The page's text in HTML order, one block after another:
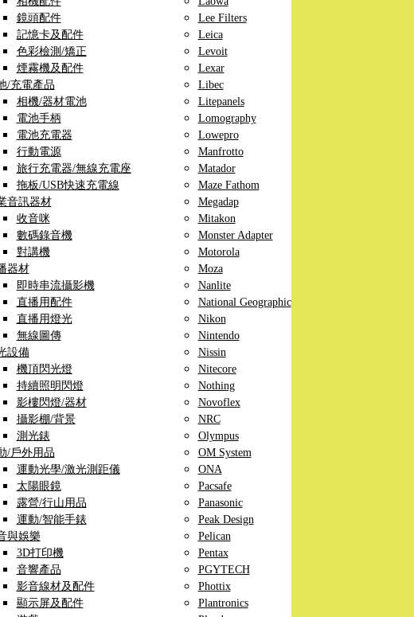
鏡頭配件
記憶卡及配件
色彩檢測/矯正
煙霧機及配件
/充電產品
相機/器材電池
電池手柄
電池充電器
行動電源
旅行充電器/無線充電座
拖板/USB快速充電線
音訊器材
收音咪
數碼錄音機
對講機
器材
即時串流攝影機
直播用配件
直播用燈光
無線圖傳
設備
機頂閃光燈
持續照明閃燈
影樓閃燈/器材
攝影棚/背景
測光錶
/戶外用品
運動光學/激光測距儀
太陽眼鏡
露營/行山用品
運動/智能手錶
與娛樂
3D打印機
音響產品
影音線材及配件
顯示屏及配件
Lee Filters
Leica
Levoit
Lexar
Libec
Litepanels
Lomography
Lowepro
Manfrotto
Matador
Maze Fathom
Megadap
Mitakon
Monster Adapter
Motorola
Moza
Nanlite
National Geographic
Nikon
Nintendo
Nissin
Nitecore
Nothing
Novoflex
NRC
Olympus
OM System
ONA
Pacsafe
Panasonic
Peak Design
Pelican
Pentax
PGYTECH
Phottix
Plantronics